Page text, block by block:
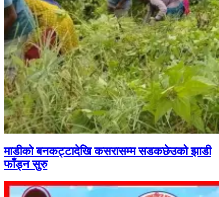
माडीको बनकट्टादेखि कसरासम्म सडकछेउको झाडी
फाँड्न सुरु